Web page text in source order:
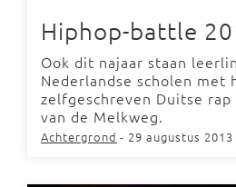
Hiphop-battle
Ook dit najaar staan
Nederlandse scholen met
zelfgeschreven Duitse
van de Melkweg.
Achtergrond - 29 augustus 2013